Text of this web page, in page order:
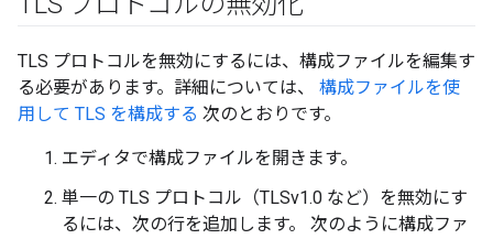
TLS プロトコルを無効にするには、構成ファイルを編集す
る必要があります。詳細については、 構成ファイルを使
用して TLS を構成する 次のとおりです。
エディタで構成ファイルを開きます。
単一の TLS プロトコル（TLSv1.0 など）を無効にす
るには、次の行を追加します。 次のように構成ファ